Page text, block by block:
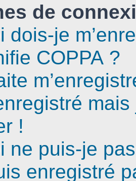
de
dois-je
COPPA ?
!
ne puis-je
enregistré